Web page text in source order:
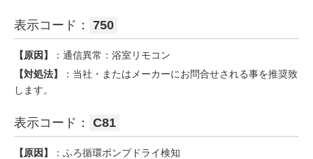
表示コード： 750
【原因】
：通信異常：浴室リモコン
【対処法】
：当社・またはメーカーにお問合せされる事を推奨致
します。
表示コード： C81
【原因】
：ふろ循環ポンプドライ検知